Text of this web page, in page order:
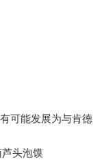
可能发展为与肯德
头泡馍